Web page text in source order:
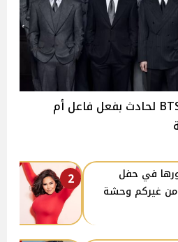
هل تعرض بطل فرقة BTS لحادث بفعل فاعل أم
2
في حفل
من غيركم وحشة